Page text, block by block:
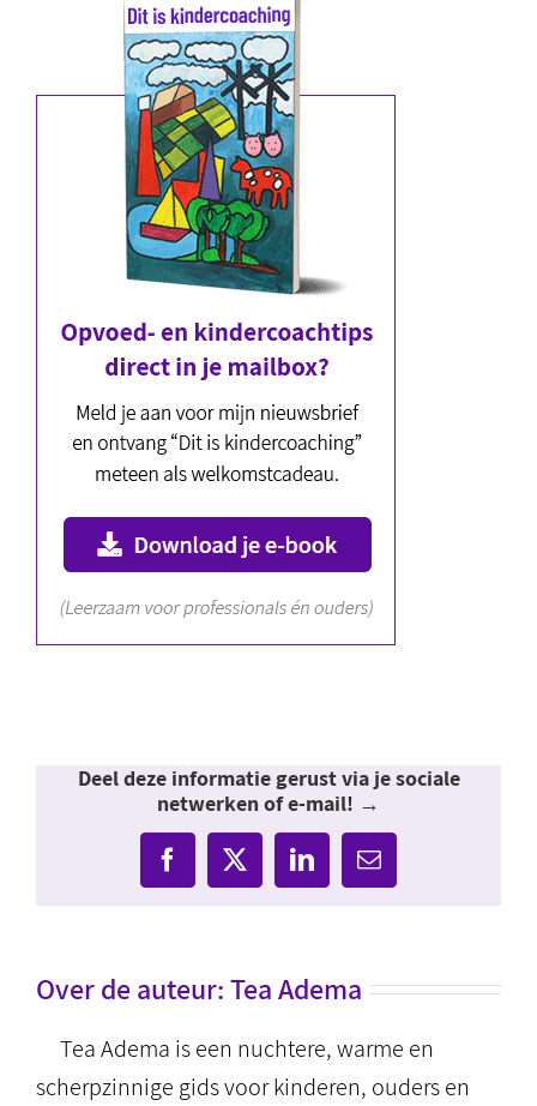
Deel deze informatie gerust via je sociale
netwerken of e-mail! →
Facebook
X LinkedIn
E-
mail
Over de auteur:Tea Adema
Tea Adema is een nuchtere, warme en
scherpzinnige gids voor kinderen, ouders en